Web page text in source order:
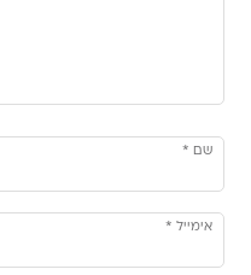
שם *
אימייל *